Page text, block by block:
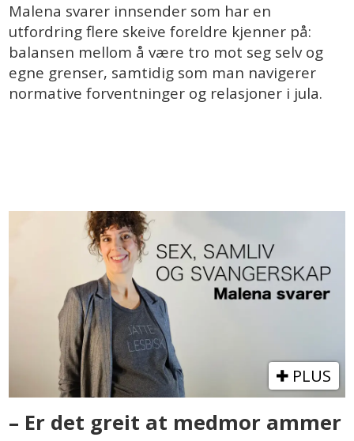
Malena svarer innsender som har en
utfordring flere skeive foreldre kjenner på:
balansen mellom å være tro mot seg selv og
egne grenser, samtidig som man navigerer
normative forventninger og relasjoner i jula.
PLUS
– Er det greit at medmor ammer